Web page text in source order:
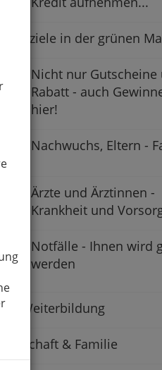
in der grünen
Nicht nur Gutscheine
Rabatt - auch
hier!
Nachwuchs, Eltern -
Ärzte und Ärztinnen -
Krankheit und
Notfälle - Ihnen wird
werden
& Weiterbildung
& Familie